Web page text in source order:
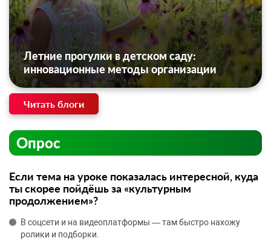
Летние прогулки в детском саду:
инновационные методы организации
Читать блоги
Опрос
Если тема на уроке показалась интересной, куда
ты скорее пойдёшь за «культурным
продолжением»?
В соцсети и на видеоплатформы — там быстро нахожу
ролики и подборки.